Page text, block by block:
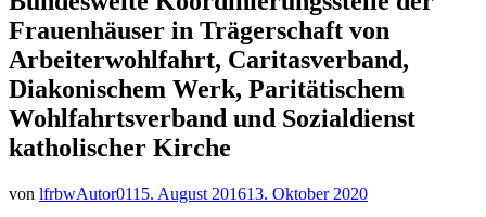
Frauenhäuser in Trägerschaft von
Arbeiterwohlfahrt, Caritasverband,
Diakonischem Werk, Paritätischem
Wohlfahrtsverband und Sozialdienst
katholischer Kirche
von lfrbwAutor0115. August 201613. Oktober 2020